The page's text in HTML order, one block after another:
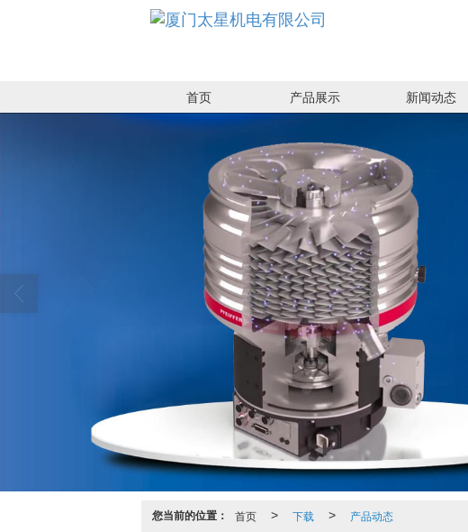
首页 产品展示 新闻动态
您当前的位置： 首页 > 下载 > 产品动态